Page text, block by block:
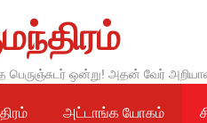
பெருஞ்சுடர் ஒன்று! அதன் வேர்
அட்டாங்க யோகம்